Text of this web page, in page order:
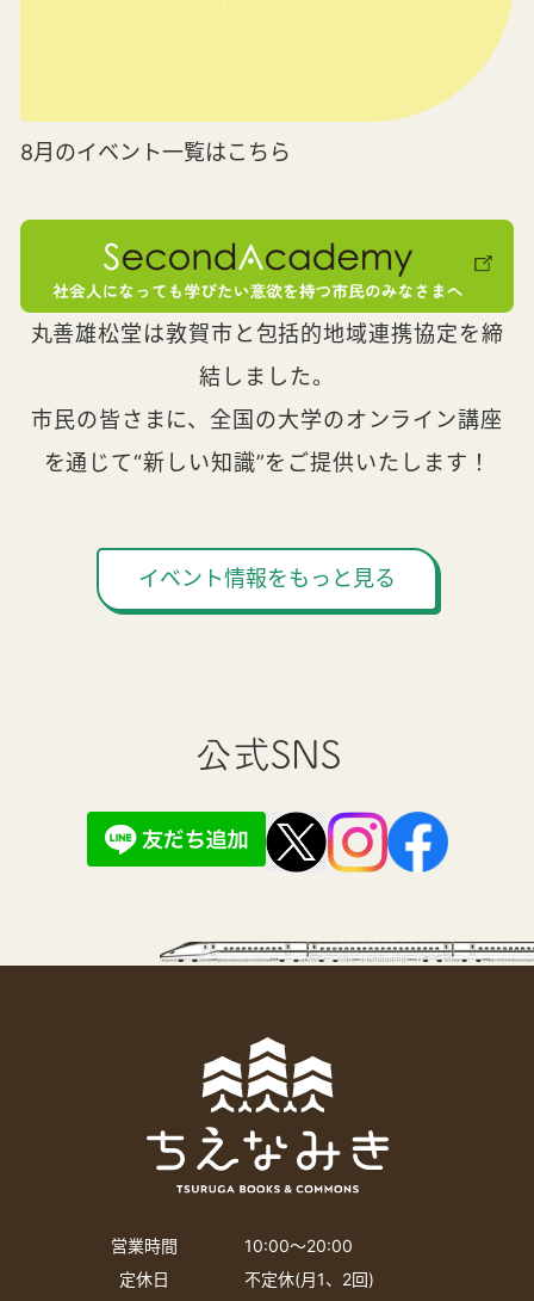
8月のイベント一覧はこちら
丸善雄松堂は敦賀市と包括的地域連携協定を締
結しました。
市民の皆さまに、全国の大学のオンライン講座
を通じて“新しい知識”をご提供いたします！
イベント情報をもっと見る
公式SNS
営業時間
10:00〜20:00
定休日
不定休(月1、2回)